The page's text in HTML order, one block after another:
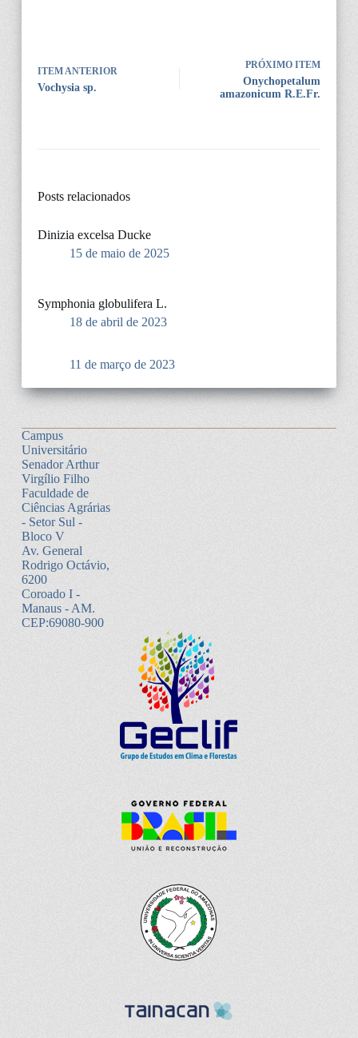
ITEM ANTERIOR
Vochysia sp.
PRÓXIMO ITEM
Onychopetalum
amazonicum R.E.Fr.
Posts relacionados
Dinizia excelsa Ducke
15 de maio de 2025
Symphonia globulifera L.
18 de abril de 2023
11 de março de 2023
Campus
Universitário
Senador Arthur
Virgílio Filho
Faculdade de
Ciências Agrárias
- Setor Sul -
Bloco V
Av. General
Rodrigo Octávio,
6200
Coroado I -
Manaus - AM.
CEP:69080-900